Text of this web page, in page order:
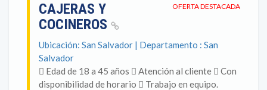
OFERTA DESTACADA
CAJERAS Y
COCINEROS
Ubicación: San Salvador | Departamento : San
Salvador
 Edad de 18 a 45 años  Atención al cliente  Con
disponibilidad de horario  Trabajo en equipo.